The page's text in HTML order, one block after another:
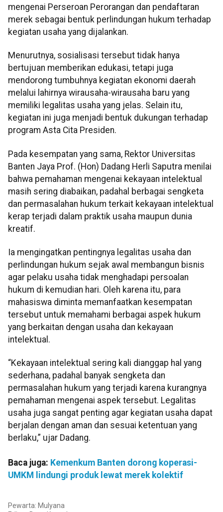
mengenai Perseroan Perorangan dan pendaftaran
merek sebagai bentuk perlindungan hukum terhadap
kegiatan usaha yang dijalankan.
Menurutnya, sosialisasi tersebut tidak hanya
bertujuan memberikan edukasi, tetapi juga
mendorong tumbuhnya kegiatan ekonomi daerah
melalui lahirnya wirausaha-wirausaha baru yang
memiliki legalitas usaha yang jelas. Selain itu,
kegiatan ini juga menjadi bentuk dukungan terhadap
program Asta Cita Presiden.
Pada kesempatan yang sama, Rektor Universitas
Banten Jaya Prof. (Hon) Dadang Herli Saputra menilai
bahwa pemahaman mengenai kekayaan intelektual
masih sering diabaikan, padahal berbagai sengketa
dan permasalahan hukum terkait kekayaan intelektual
kerap terjadi dalam praktik usaha maupun dunia
kreatif.
Ia mengingatkan pentingnya legalitas usaha dan
perlindungan hukum sejak awal membangun bisnis
agar pelaku usaha tidak menghadapi persoalan
hukum di kemudian hari. Oleh karena itu, para
mahasiswa diminta memanfaatkan kesempatan
tersebut untuk memahami berbagai aspek hukum
yang berkaitan dengan usaha dan kekayaan
intelektual.
“Kekayaan intelektual sering kali dianggap hal yang
sederhana, padahal banyak sengketa dan
permasalahan hukum yang terjadi karena kurangnya
pemahaman mengenai aspek tersebut. Legalitas
usaha juga sangat penting agar kegiatan usaha dapat
berjalan dengan aman dan sesuai ketentuan yang
berlaku,” ujar Dadang.
Baca juga: Kemenkum Banten dorong koperasi-
UMKM lindungi produk lewat merek kolektif
Pewarta: Mulyana